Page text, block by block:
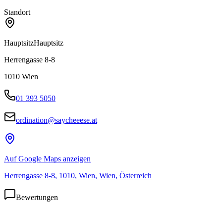
Standort
HauptsitzHauptsitz
Herrengasse 8-8
1010 Wien
01 393 5050
ordination@saycheeese.at
Auf Google Maps anzeigen
Herrengasse 8-8, 1010, Wien, Wien, Österreich
Bewertungen